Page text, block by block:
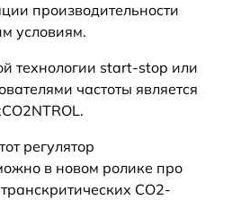
производительности
условиям.
технологии start-stop или
частоты является
регулятор
в новом ролике про
CO2-